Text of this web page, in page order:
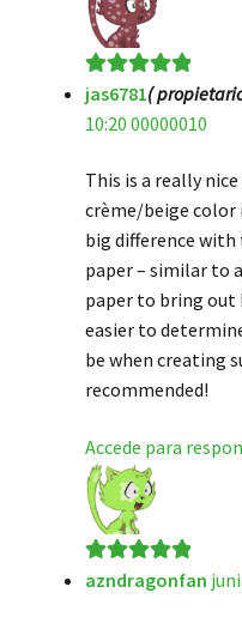
Valorado en5
de 5
jas6781(
10:20 00000010
This is a really
crème/beige color
big difference
paper – similar to
paper to bring out
easier to
be when creating
recommended!
Accede para
Valorado en5
azndragonfan